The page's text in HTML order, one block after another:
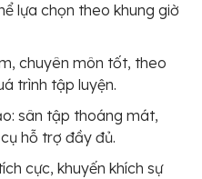
lựa chọn theo khung giờ
chuyên môn tốt, theo
trình tập luyện.
sân tập thoáng mát,
hỗ trợ đầy đủ.
cực, khuyến khích sự